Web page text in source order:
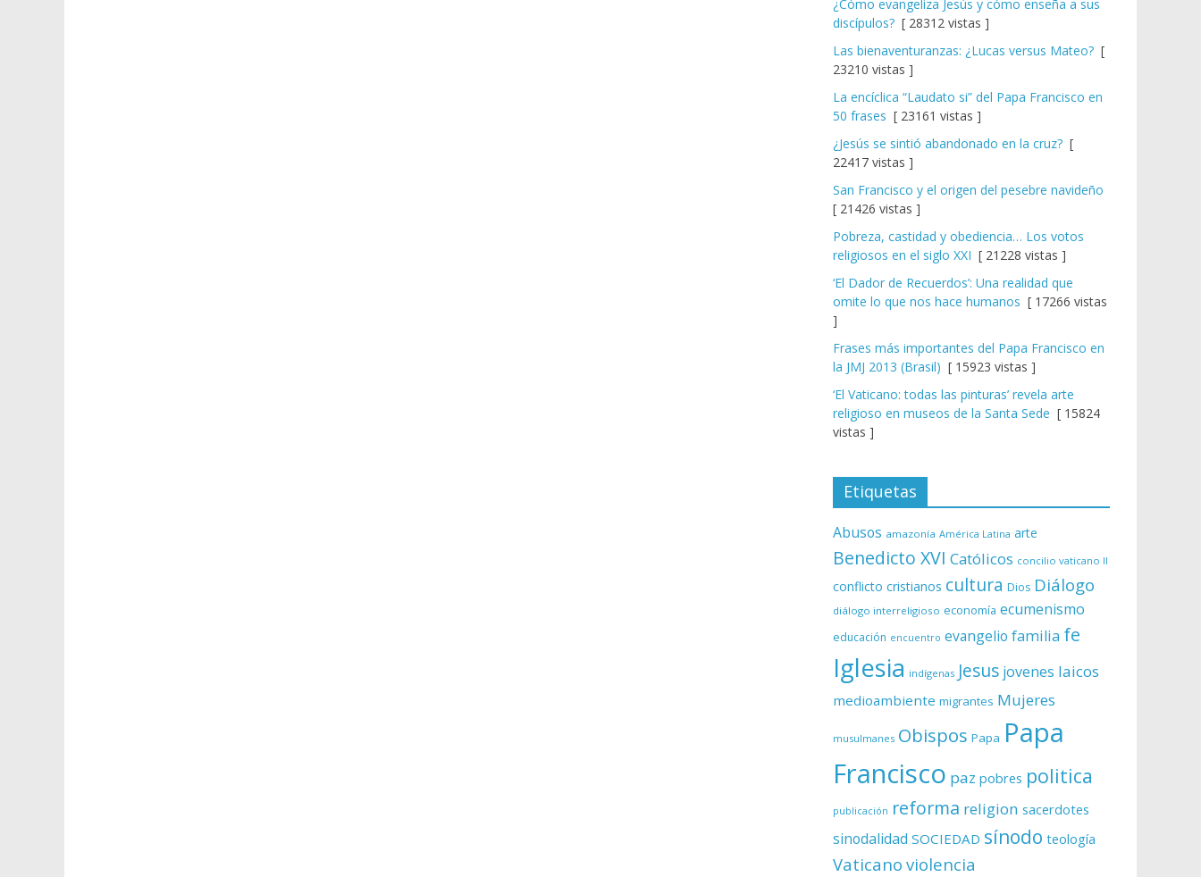
¿Cómo evangeliza Jesús y cómo enseña a sus
discípulos? [ 28312 vistas ]
Las bienaventuranzas: ¿Lucas versus Mateo? [
23210 vistas ]
La encíclica “Laudato si” del Papa Francisco en
50 frases [ 23161 vistas ]
¿Jesús se sintió abandonado en la cruz? [
22417 vistas ]
San Francisco y el origen del pesebre navideño
[ 21426 vistas ]
Pobreza, castidad y obediencia… Los votos
religiosos en el siglo XXI [ 21228 vistas ]
‘El Dador de Recuerdos’: Una realidad que
omite lo que nos hace humanos [ 17266 vistas
]
Frases más importantes del Papa Francisco en
la JMJ 2013 (Brasil) [ 15923 vistas ]
‘El Vaticano: todas las pinturas’ revela arte
religioso en museos de la Santa Sede [ 15824
vistas ]
Etiquetas
Abusos amazonía América Latina arte
Benedicto XVI Católicos concilio vaticano II
conflicto cristianos cultura Dios Diálogo
diálogo interreligioso economía ecumenismo
educación encuentro evangelio familia fe
Iglesia indígenas Jesus jovenes laicos
medioambiente migrantes Mujeres
musulmanes Obispos Papa Papa
Francisco paz pobres politica
publicación reforma religion sacerdotes
sinodalidad SOCIEDAD sínodo teología
Vaticano violencia